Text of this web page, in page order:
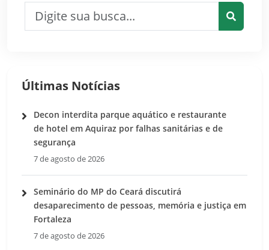
Últimas Notícias
Decon interdita parque aquático e restaurante
de hotel em Aquiraz por falhas sanitárias e de
segurança
7 de agosto de 2026
Seminário do MP do Ceará discutirá
desaparecimento de pessoas, memória e justiça em
Fortaleza
7 de agosto de 2026